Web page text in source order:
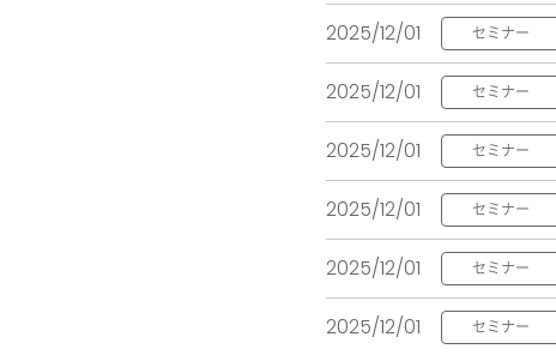
2025/12/01 セミナー
2025/12/01 セミナー
2025/12/01 セミナー
2025/12/01 セミナー
2025/12/01 セミナー
2025/12/01 セミナー